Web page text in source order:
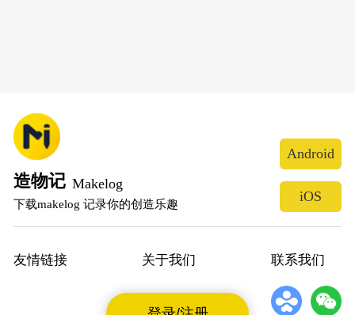
造物记 Makelog
下载makelog 记录你的创造乐趣
Android
iOS
友情链接 关于我们 联系我们